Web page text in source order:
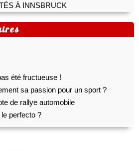
À INNSBRUCK
été fructueuse !
sa passion pour un sport ?
de rallye automobile
le perfecto ?